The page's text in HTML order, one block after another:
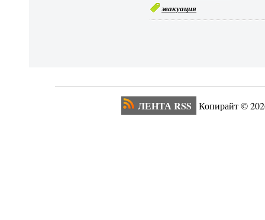
эвакуация
ЛЕНТА RSS Копирайт ©